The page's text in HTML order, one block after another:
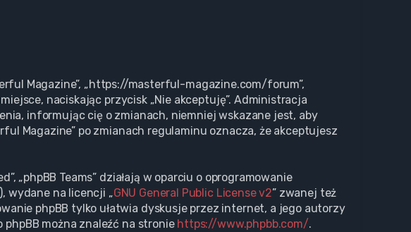
Magazine”, „https://masterful-magazine.com/forum”,
naciskając przycisk „Nie akceptuję”. Administracja
informując cię o zmianach, niemniej wskazane jest, aby
Magazine” po zmianach regulaminu oznacza, że akceptujesz
„phpBB Teams” działają w oparciu o oprogramowanie
wydane na licencji „GNU General Public License v2” zwanej też
phpBB tylko ułatwia dyskusje przez internet, a jego autorzy
można znaleźć na stronie https://www.phpbb.com/.